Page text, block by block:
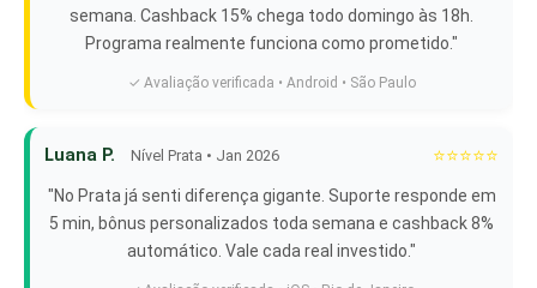
semana. Cashback 15% chega todo domingo às 18h.
Programa realmente funciona como prometido."
✓ Avaliação verificada • Android • São Paulo
Luana P. Nível Prata • Jan 2026 ⭐⭐⭐⭐⭐
"No Prata já senti diferença gigante. Suporte responde em
5 min, bônus personalizados toda semana e cashback 8%
automático. Vale cada real investido."